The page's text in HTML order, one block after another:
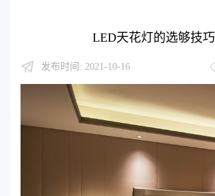
LED天花灯的选够技巧
发布时间: 2021-10-16